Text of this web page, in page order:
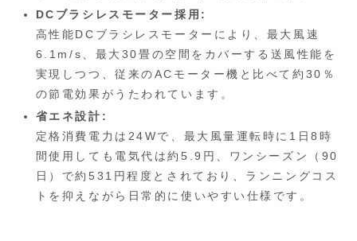
DCブラシレスモーター採用:
高性能DCブラシレスモーターにより、最大風速
6.1m/s、最大30畳の空間をカバーする送風性能を
実現しつつ、従来のACモーター機と比べて約30％
の節電効果がうたわれています。
省エネ設計:
定格消費電力は24Wで、最大風量運転時に1日8時
間使用しても電気代は約5.9円、ワンシーズン（90
日）で約531円程度とされており、ランニングコス
トを抑えながら日常的に使いやすい仕様です。